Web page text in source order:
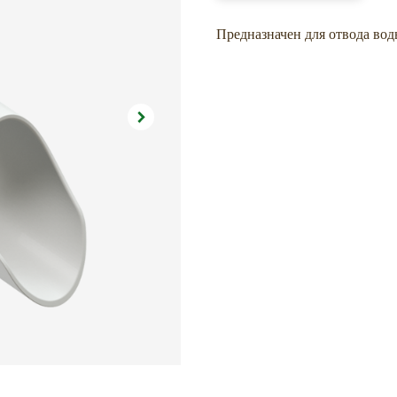
Предназначен для отвода